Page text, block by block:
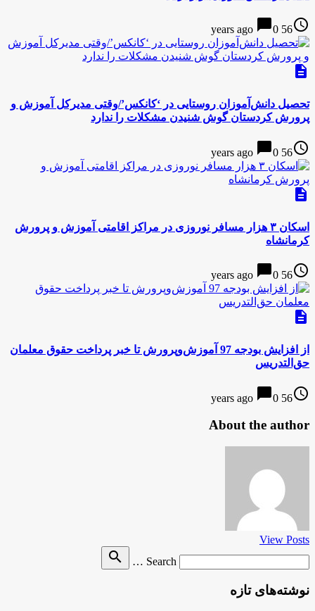
access_time
56 years ago
chat_bubble0
description
تحصیل دانش‌آموزان روستایی در ‘کانکس’/وقتی مدیرکل آموزش و
پرورش کردستان گوش شنیدن مشکلات ‌را ندارد
access_time
56 years ago
chat_bubble0
description
اسکان ۳ هزار مسافر نوروزی در مراکز اقامتی آموزش و پرورش
کرمانشاه
access_time
56 years ago
chat_bubble0
description
از افزایش بودجه 97 آموزش‌وپرورش تا خبر پرداخت حقوق معلمان
حق‌التدریس
access_time
56 years ago
chat_bubble0
About the author
View Posts
Search …
search
نوشته‌های تازه